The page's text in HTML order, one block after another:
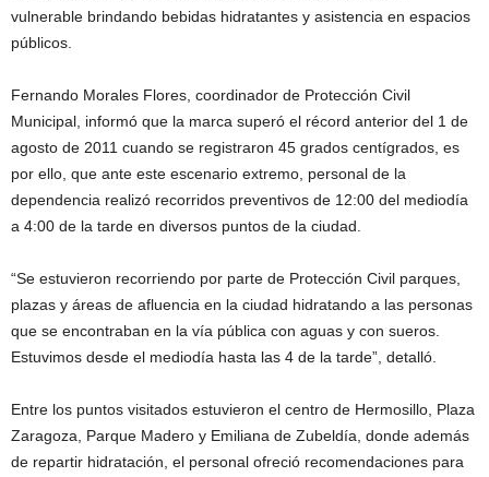
vulnerable brindando bebidas hidratantes y asistencia en espacios
públicos.
Fernando Morales Flores, coordinador de Protección Civil
Municipal, informó que la marca superó el récord anterior del 1 de
agosto de 2011 cuando se registraron 45 grados centígrados, es
por ello, que ante este escenario extremo, personal de la
dependencia realizó recorridos preventivos de 12:00 del mediodía
a 4:00 de la tarde en diversos puntos de la ciudad.
“Se estuvieron recorriendo por parte de Protección Civil parques,
plazas y áreas de afluencia en la ciudad hidratando a las personas
que se encontraban en la vía pública con aguas y con sueros.
Estuvimos desde el mediodía hasta las 4 de la tarde”, detalló.
Entre los puntos visitados estuvieron el centro de Hermosillo, Plaza
Zaragoza, Parque Madero y Emiliana de Zubeldía, donde además
de repartir hidratación, el personal ofreció recomendaciones para